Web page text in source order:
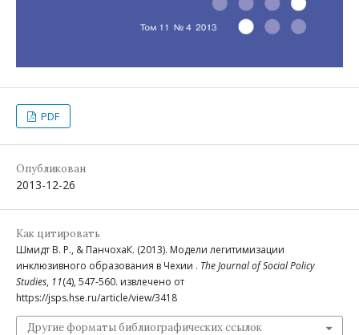
PDF
Опубликован
2013-12-26
Как цитировать
Шмидт В. Р., & ПанчохаК. (2013). Модели легитимизации
инклюзивного образования в Чехии . The Journal of Social Policy
Studies, 11(4), 547-560. извлечено от
https://jsps.hse.ru/article/view/3418
Другие форматы библиографических ссылок